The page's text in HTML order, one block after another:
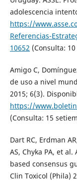
adolescencia
https://
Referencias-
10652 (Consulta:
Amigo C,
de uso a nivel
2015; 6(3).
https://
(Consulta: 15
Dart RC, Erdman
AS, Chyka PA, et
based consensus
Clin Toxicol (Phila)